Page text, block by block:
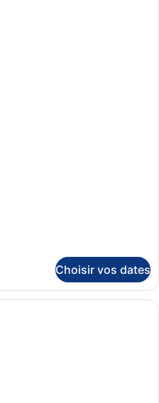
Choisir vos dates